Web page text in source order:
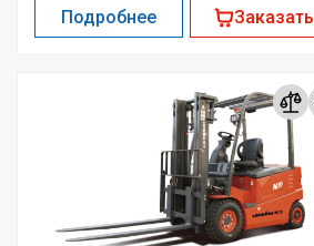
Подробнее Заказать